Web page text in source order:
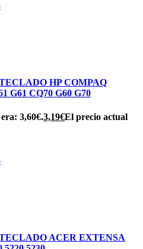
HP COMPAQ
G61 CQ70 G60 G70
3,60€.3,19€El precio actual
ACER EXTENSA